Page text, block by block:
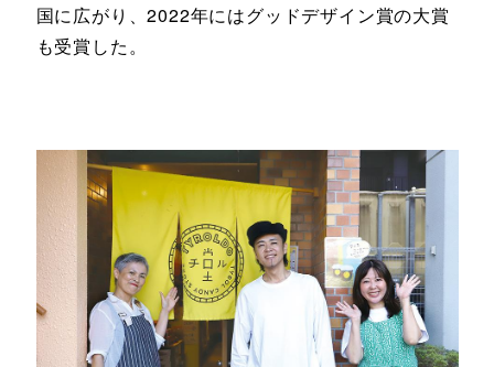
国に広がり、2022年にはグッドデザイン賞の大賞
も受賞した。